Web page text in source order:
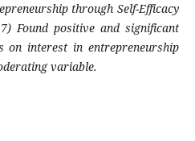
through Self-Efficacy
Found positive and significant
on interest in entrepreneurship
variable.